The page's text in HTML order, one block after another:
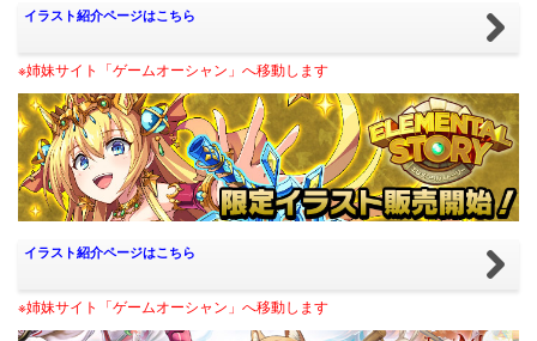
イラスト紹介ページはこちら
※姉妹サイト「ゲームオーシャン」へ移動します
イラスト紹介ページはこちら
※姉妹サイト「ゲームオーシャン」へ移動します